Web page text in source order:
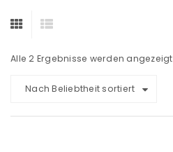
Alle 2 Ergebnisse werden angezeigt
Nach Beliebtheit sortiert